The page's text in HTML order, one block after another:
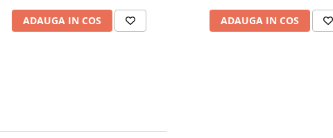
ADAUGA IN COS ADAUGA IN COS